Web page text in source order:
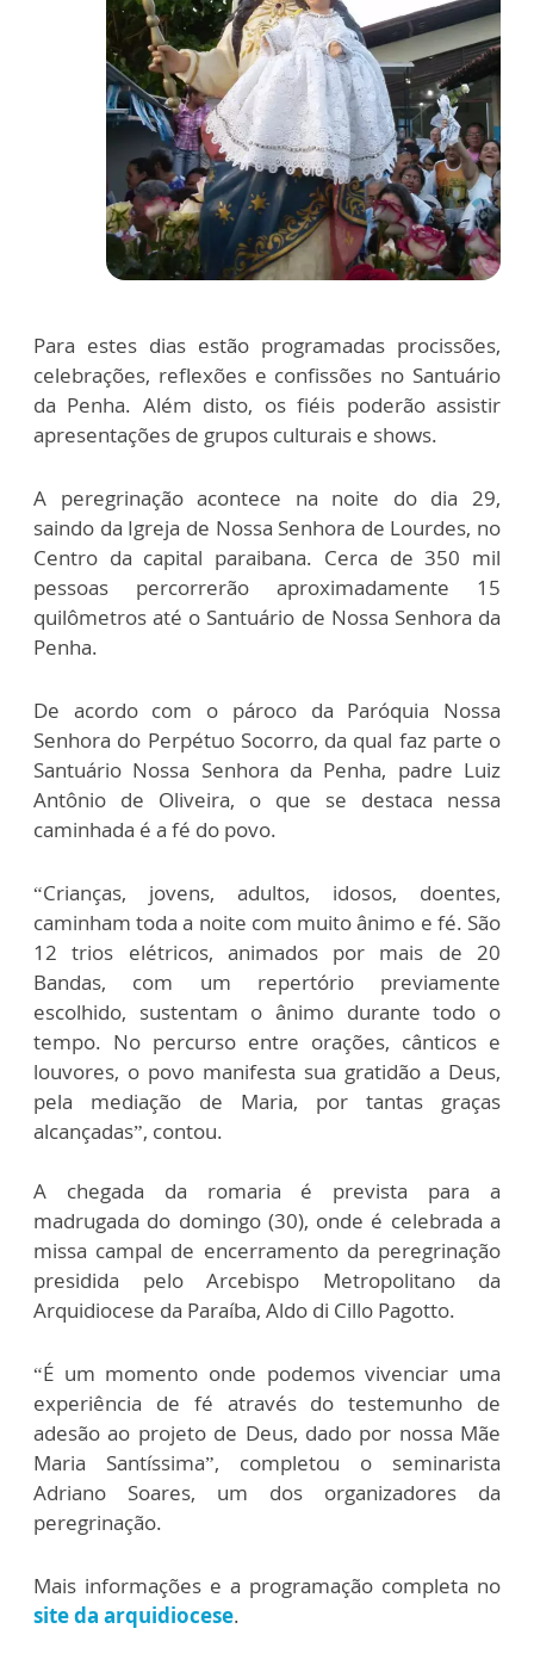
Para estes dias estão programadas procissões,
celebrações, reflexões e confissões no Santuário
da Penha. Além disto, os fiéis poderão assistir
apresentações de grupos culturais e shows.
A peregrinação acontece na noite do dia 29,
saindo da Igreja de Nossa Senhora de Lourdes, no
Centro da capital paraibana. Cerca de 350 mil
pessoas percorrerão aproximadamente 15
quilômetros até o Santuário de Nossa Senhora da
Penha.
De acordo com o pároco da Paróquia Nossa
Senhora do Perpétuo Socorro, da qual faz parte o
Santuário Nossa Senhora da Penha, padre Luiz
Antônio de Oliveira, o que se destaca nessa
caminhada é a fé do povo.
“Crianças, jovens, adultos, idosos, doentes,
caminham toda a noite com muito ânimo e fé. São
12 trios elétricos, animados por mais de 20
Bandas, com um repertório previamente
escolhido, sustentam o ânimo durante todo o
tempo. No percurso entre orações, cânticos e
louvores, o povo manifesta sua gratidão a Deus,
pela mediação de Maria, por tantas graças
alcançadas”, contou.
A chegada da romaria é prevista para a
madrugada do domingo (30), onde é celebrada a
missa campal de encerramento da peregrinação
presidida pelo Arcebispo Metropolitano da
Arquidiocese da Paraíba, Aldo di Cillo Pagotto.
“É um momento onde podemos vivenciar uma
experiência de fé através do testemunho de
adesão ao projeto de Deus, dado por nossa Mãe
Maria Santíssima”, completou o seminarista
Adriano Soares, um dos organizadores da
peregrinação.
Mais informações e a programação completa no
site da arquidiocese.